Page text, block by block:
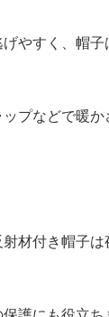
やすく、帽子
プなどで暖か
材付き帽子